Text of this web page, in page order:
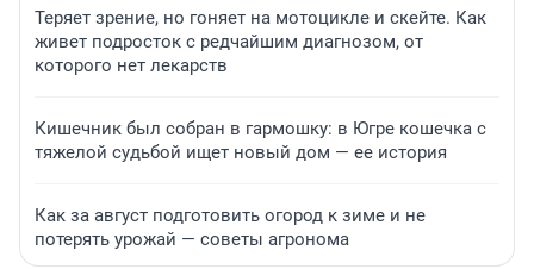
Теряет зрение, но гоняет на мотоцикле и скейте. Как
живет подросток с редчайшим диагнозом, от
которого нет лекарств
Кишечник был собран в гармошку: в Югре кошечка с
тяжелой судьбой ищет новый дом — ее история
Как за август подготовить огород к зиме и не
потерять урожай — советы агронома